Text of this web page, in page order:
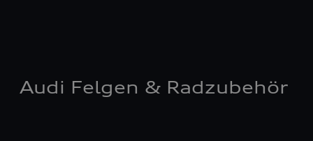
Audi Felgen & Radzubehör